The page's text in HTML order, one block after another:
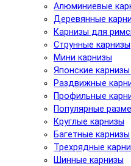
Алюминиевые
Деревянные
Карнизы для
Струнные карнизы
Мини карнизы
Японские
Раздвижные
Профильные
Популярные
Круглые карнизы
Багетные карнизы
Трехрядные
Шинные карнизы